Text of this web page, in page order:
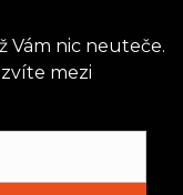
Vám nic neuteče.
mezi